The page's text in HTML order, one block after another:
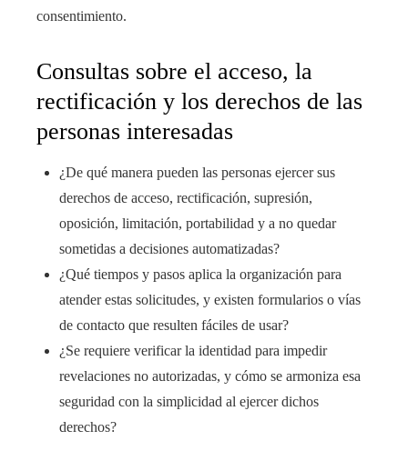
consentimiento.
Consultas sobre el acceso, la
rectificación y los derechos de las
personas interesadas
¿De qué manera pueden las personas ejercer sus
derechos de acceso, rectificación, supresión,
oposición, limitación, portabilidad y a no quedar
sometidas a decisiones automatizadas?
¿Qué tiempos y pasos aplica la organización para
atender estas solicitudes, y existen formularios o vías
de contacto que resulten fáciles de usar?
¿Se requiere verificar la identidad para impedir
revelaciones no autorizadas, y cómo se armoniza esa
seguridad con la simplicidad al ejercer dichos
derechos?